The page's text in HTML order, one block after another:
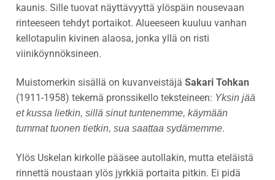
kaunis. Sille tuovat näyttävyyttä ylöspäin nousevaan
rinteeseen tehdyt portaikot. Alueeseen kuuluu vanhan
kellotapulin kivinen alaosa, jonka yllä on risti
viiniköynnöksineen.
Muistomerkin sisällä on kuvanveistäjä Sakari Tohkan
(1911-1958) tekemä pronssikello teksteineen: Yksin jää
et kussa lietkin, sillä sinut tuntenemme, käymään
tummat tuonen tietkin, sua saattaa sydämemme.
Ylös Uskelan kirkolle pääsee autollakin, mutta eteläistä
rinnettä noustaan ylös jyrkkiä portaita pitkin. Ei pidä